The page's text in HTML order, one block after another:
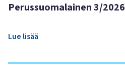
Perussuomalainen 3/2026
Lue lisää